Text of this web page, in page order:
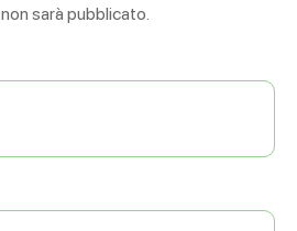
sarà pubblicato.